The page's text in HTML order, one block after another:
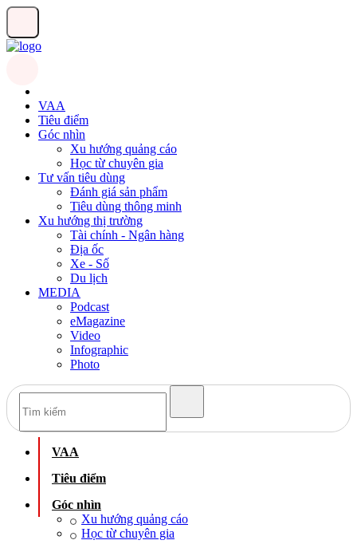
VAA
Tiêu điểm
Góc nhìn
Xu hướng quảng cáo
Học từ chuyên gia
Tư vấn tiêu dùng
Đánh giá sản phẩm
Tiêu dùng thông minh
Xu hướng thị trường
Tài chính - Ngân hàng
Địa ốc
Xe - Số
Du lịch
MEDIA
Podcast
eMagazine
Video
Infographic
Photo
VAA
Tiêu điểm
Góc nhìn
Xu hướng quảng cáo
Học từ chuyên gia